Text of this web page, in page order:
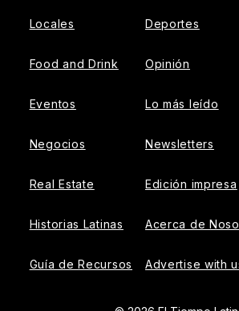
Locales
Food and Drink
Eventos
Negocios
Real Estate
Historias Latinas
Guía de Recursos
Deportes
Opinión
Lo más leído
Newsletters
Edición impresa
Acerca de
Advertise with